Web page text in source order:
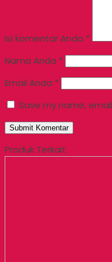
Isi komentar Anda *
Nama Anda *
Email Anda *
Save my name,
Produk Terkait